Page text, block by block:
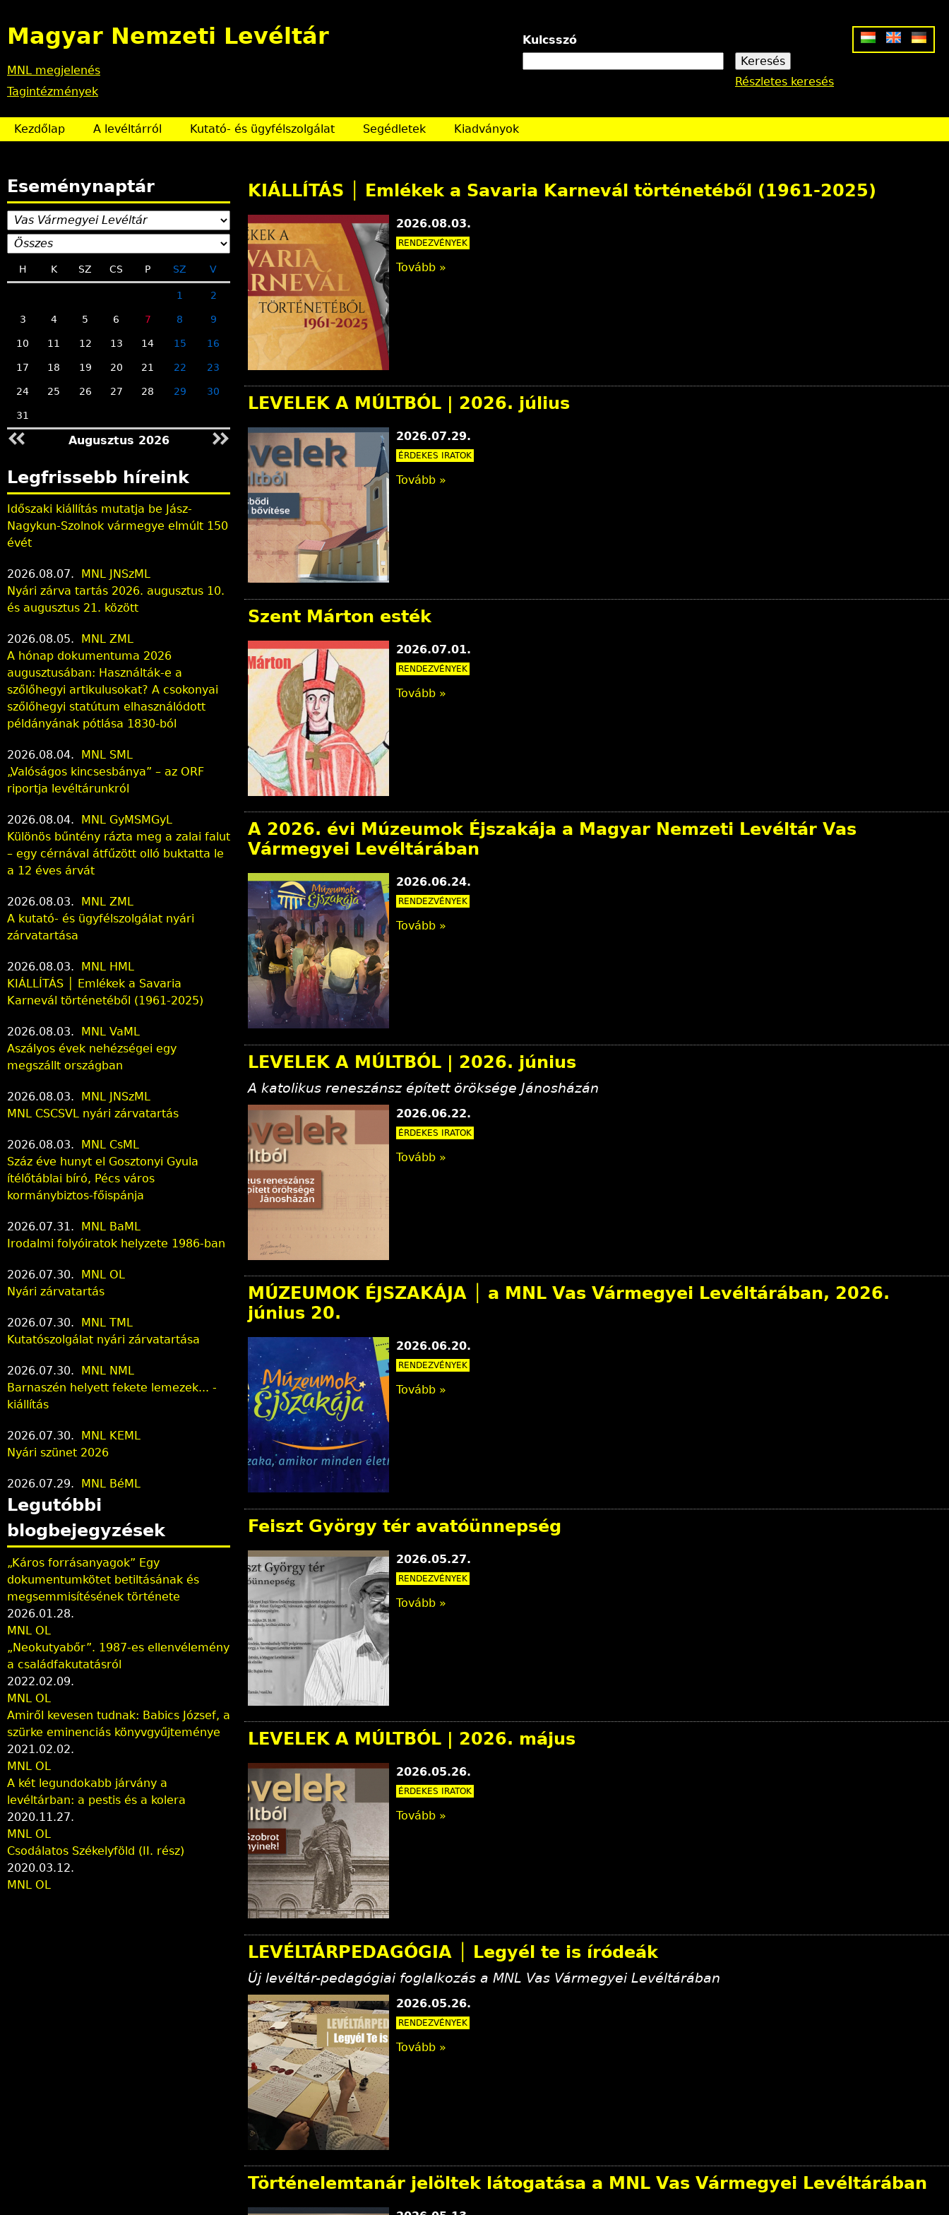
Magyar Nemzeti Levéltár Kulcsszó
Részletes keresés
MNL megjelenés
Tagintézmények
KIÁLLÍTÁS │ Emlékek a Savaria Karnevál történetéből (1961-2025)
2026.08.03.
RENDEZVÉNYEK
Tovább »
LEVELEK A MÚLTBÓL | 2026. július
2026.07.29.
ÉRDEKES IRATOK
Tovább »
Szent Márton esték
2026.07.01.
RENDEZVÉNYEK
Tovább »
A 2026. évi Múzeumok Éjszakája a Magyar Nemzeti Levéltár Vas
Vármegyei Levéltárában
2026.06.24.
RENDEZVÉNYEK
Tovább »
LEVELEK A MÚLTBÓL | 2026. június
A katolikus reneszánsz épített öröksége Jánosházán
2026.06.22.
ÉRDEKES IRATOK
Tovább »
MÚZEUMOK ÉJSZAKÁJA │ a MNL Vas Vármegyei Levéltárában, 2026.
június 20.
2026.06.20.
RENDEZVÉNYEK
Tovább »
Feiszt György tér avatóünnepség
2026.05.27.
RENDEZVÉNYEK
Tovább »
LEVELEK A MÚLTBÓL | 2026. május
2026.05.26.
ÉRDEKES IRATOK
Tovább »
LEVÉLTÁRPEDAGÓGIA │ Legyél te is íródeák
Új levéltár-pedagógiai foglalkozás a MNL Vas Vármegyei Levéltárában
2026.05.26.
RENDEZVÉNYEK
Tovább »
Történelemtanár jelöltek látogatása a MNL Vas Vármegyei Levéltárában
Kezdőlap A levéltárról Kutató- és ügyfélszolgálat Segédletek Kiadványok
Eseménynaptár
H K SZ CS P SZ V
1 2
3 4 5 6 7 8 9
10 11 12 13 14 15 16
17 18 19 20 21 22 23
24 25 26 27 28 29 30
31
Augusztus 2026
Legfrissebb híreink
Időszaki kiállítás mutatja be Jász-
Nagykun-Szolnok vármegye elmúlt 150
évét
2026.08.07.
MNL JNSzML
Nyári zárva tartás 2026. augusztus 10.
és augusztus 21. között
2026.08.05.
MNL ZML
A hónap dokumentuma 2026
augusztusában: Használták-e a
szőlőhegyi artikulusokat? A csokonyai
szőlőhegyi statútum elhasználódott
példányának pótlása 1830-ból
2026.08.04.
MNL SML
„Valóságos kincsesbánya” – az ORF
riportja levéltárunkról
2026.08.04.
MNL GyMSMGyL
Különös bűntény rázta meg a zalai falut
– egy cérnával átfűzött olló buktatta le
a 12 éves árvát
2026.08.03.
MNL ZML
A kutató- és ügyfélszolgálat nyári
zárvatartása
2026.08.03.
MNL HML
KIÁLLÍTÁS │ Emlékek a Savaria
Karnevál történetéből (1961-2025)
2026.08.03.
MNL VaML
Aszályos évek nehézségei egy
megszállt országban
2026.08.03.
MNL JNSzML
MNL CSCSVL nyári zárvatartás
2026.08.03.
MNL CsML
Száz éve hunyt el Gosztonyi Gyula
ítélőtáblai bíró, Pécs város
kormánybiztos-főispánja
2026.07.31.
MNL BaML
Irodalmi folyóiratok helyzete 1986-ban
2026.07.30.
MNL OL
Nyári zárvatartás
2026.07.30.
MNL TML
Kutatószolgálat nyári zárvatartása
2026.07.30.
MNL NML
Barnaszén helyett fekete lemezek... -
kiállítás
2026.07.30.
MNL KEML
Nyári szünet 2026
2026.07.29. MNL BéML
Legutóbbi
blogbejegyzések
„Káros forrásanyagok” Egy
dokumentumkötet betiltásának és
megsemmisítésének története
2026.01.28.
MNL OL
„Neokutyabőr”. 1987-es ellenvélemény
a családfakutatásról
2022.02.09.
MNL OL
Amiről kevesen tudnak: Babics József, a
szürke eminenciás könyvgyűjteménye
2021.02.02.
MNL OL
A két legundokabb járvány a
levéltárban: a pestis és a kolera
2020.11.27.
MNL OL
Csodálatos Székelyföld (II. rész)
2020.03.12.
MNL OL